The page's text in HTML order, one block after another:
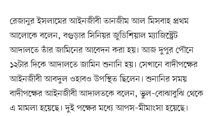
রেজানুর ইসলামের আইনজীবী তানজীম আল মিসবাহ প্রথম
আলোকে বলেন, বগুড়ার সিনিয়র জুডিশিয়াল ম্যাজিস্ট্রেট
আদালতে তাঁর জামিনের আবেদন করা হয়। আজ দুপুর পৌনে
১২টার দিকে আদালতে জামিন শুনানি হয়। সেখানে বাদীপক্ষের
আইনজীবী আবদুল ওহাবও উপস্থিত ছিলেন। শুনানির সময়
বাদীপক্ষের আইনজীবী আদালতকে বলেন, ভুল–বোঝাবুঝি থেকে
এ মামলা হয়েছে। দুই পক্ষের মধ্যে আপস–মীমাংসা হয়েছে।